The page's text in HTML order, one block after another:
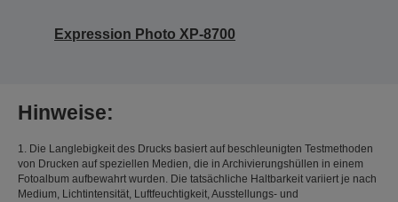
Expression Photo XP-8700
Hinweise:
1. Die Langlebigkeit des Drucks basiert auf beschleunigten Testmethoden
von Drucken auf speziellen Medien, die in Archivierungshüllen in einem
Fotoalbum aufbewahrt wurden. Die tatsächliche Haltbarkeit variiert je nach
Medium, Lichtintensität, Luftfeuchtigkeit, Ausstellungs- und